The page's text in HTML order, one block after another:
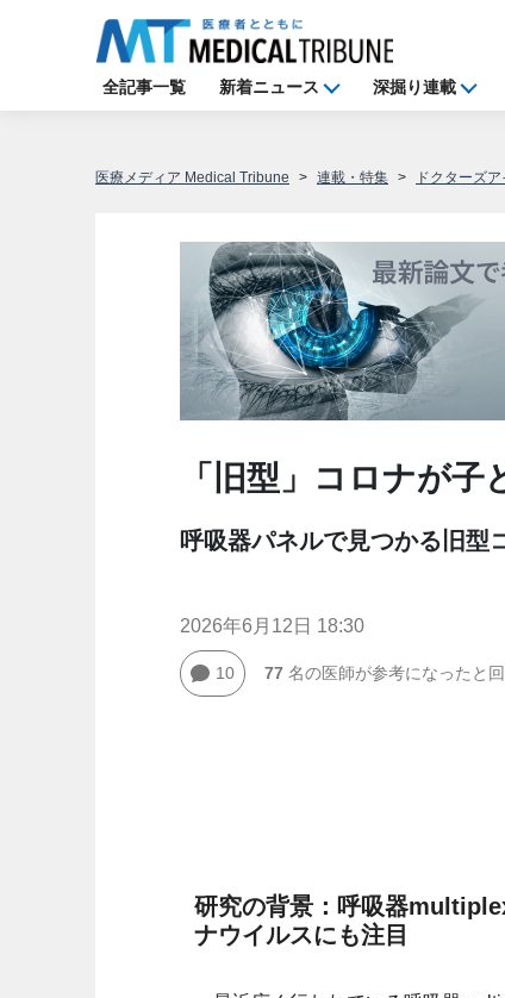
全記事一覧 新着ニュース 深掘り連載
医療メディア Medical Tribune 連載・特集 ドクターズ
「旧型」コロナが
呼吸器パネルで見つかる旧型
2026年6月12日 18:30
10 77名の医師が参考になったと
研究の背景：呼吸器
ナウイルスにも注目